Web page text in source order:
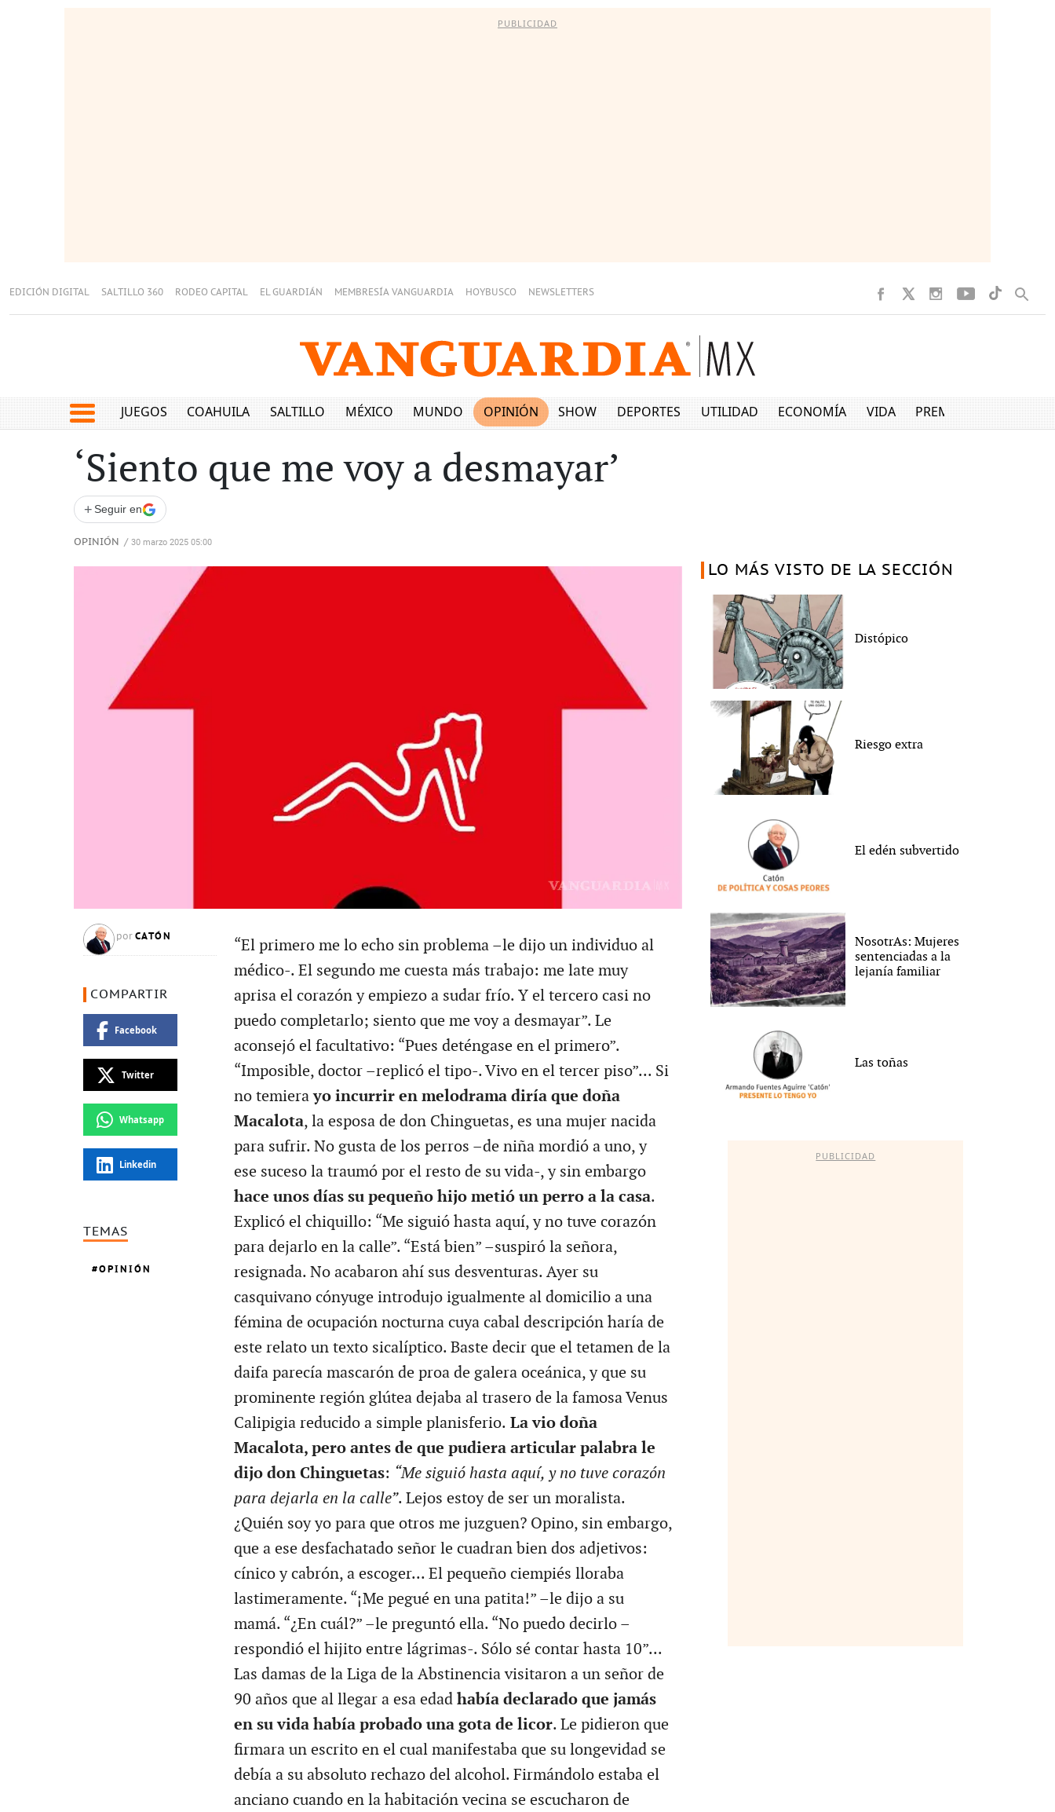
PUBLICIDAD
EDICIÓN DIGITAL SALTILLO 360 RODEO CAPITAL EL GUARDIÁN MEMBRESÍA VANGUARDIA HOYBUSCO NEWSLETTERS
JUEGOS COAHUILA SALTILLO MÉXICO MUNDO OPINIÓN SHOW DEPORTES UTILIDAD ECONOMÍA VIDA PREMIUM
‘Siento que me voy a desmayar’
+ Seguir en
OPINIÓN / 30 marzo 2025 05:00
por CATÓN
COMPARTIR
Facebook
Twitter
Whatsapp
Linkedin
TEMAS
OPINIÓN
“El primero me lo echo sin problema –le dijo un individuo al
médico-. El segundo me cuesta más trabajo: me late muy
aprisa el corazón y empiezo a sudar frío. Y el tercero casi no
puedo completarlo; siento que me voy a desmayar”. Le
aconsejó el facultativo: “Pues deténgase en el primero”.
“Imposible, doctor –replicó el tipo-. Vivo en el tercer piso”... Si
no temierayo incurrir en melodrama diría que doña
Macalota, la esposa de don Chinguetas, es una mujer nacida
para sufrir. No gusta de los perros –de niña mordió a uno, y
ese suceso la traumó por el resto de su vida-, y sin embargo
hace unos días su pequeño hijo metió un perro a la casa.
Explicó el chiquillo: “Me siguió hasta aquí, y no tuve corazón
para dejarlo en la calle”. “Está bien” –suspiró la señora,
resignada. No acabaron ahí sus desventuras. Ayer su
casquivano cónyuge introdujo igualmente al domicilio a una
fémina de ocupación nocturna cuya cabal descripción haría de
este relato un texto sicalíptico. Baste decir que el tetamen de la
daifa parecía mascarón de proa de galera oceánica, y que su
prominente región glútea dejaba al trasero de la famosa Venus
Calipigia reducido a simple planisferio. La vio doña
Macalota, pero antes de que pudiera articular palabra le
dijo don Chinguetas: “Me siguió hasta aquí, y no tuve corazón
para dejarla en la calle”. Lejos estoy de ser un moralista.
¿Quién soy yo para que otros me juzguen? Opino, sin embargo,
que a ese desfachatado señor le cuadran bien dos adjetivos:
cínico y cabrón, a escoger... El pequeño ciempiés lloraba
lastimeramente. “¡Me pegué en una patita!” –le dijo a su
mamá. “¿En cuál?” –le preguntó ella. “No puedo decirlo –
respondió el hijito entre lágrimas-. Sólo sé contar hasta 10”...
Las damas de la Liga de la Abstinencia visitaron a un señor de
90 años que al llegar a esa edad había declarado que jamás
en su vida había probado una gota de licor. Le pidieron que
firmara un escrito en el cual manifestaba que su longevidad se
debía a su absoluto rechazo del alcohol. Firmándolo estaba el
anciano cuando en la habitación vecina se escucharon de
LO MÁS VISTO DE LA SECCIÓN
Distópico
Riesgo extra
El edén subvertido
NosotrAs: Mujeres
sentenciadas a la
lejanía familiar
Las toñas
PUBLICIDAD